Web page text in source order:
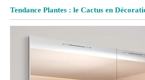
Tendance Plantes : le Cactus en